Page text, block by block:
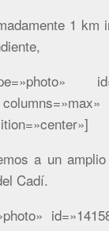
1 km
a un
Cadí.